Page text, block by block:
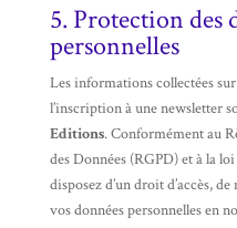
5. Protection des
personnelles
Les informations collectées
l’inscription à une newsletter
Editions. Conformément au
des Données (RGPD) et à la
disposez d’un droit d’accès,
vos données personnelles en